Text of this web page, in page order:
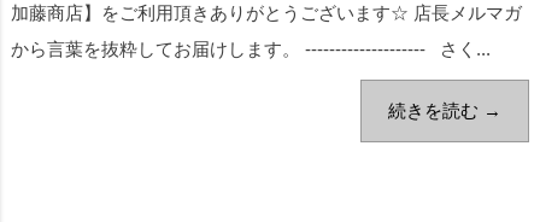
加藤商店】をご利用頂きありがとうございます☆ 店長メルマガ
から言葉を抜粋してお届けします。 -------------------- さく...
続きを読む →